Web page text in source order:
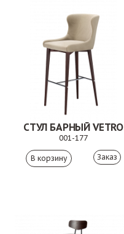
СТУЛ БАРНЫЙ VETRO
001-177
Заказ